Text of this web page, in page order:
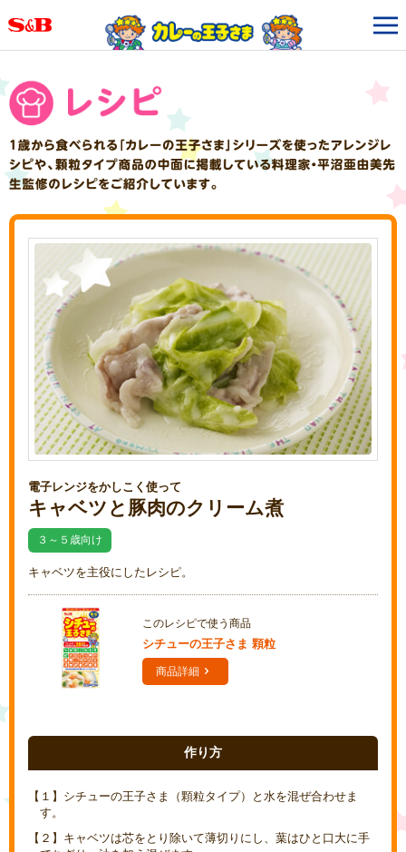
電子レンジをかしこく使って
キャベツと豚肉のクリーム煮
３～５歳向け
キャベツを主役にしたレシピ。
このレシピで使う商品
シチューの王子さま 顆粒
商品詳細
作り方
【１】シチューの王子さま（顆粒タイプ）と水を混ぜ合わせま
す。
【２】キャベツは芯をとり除いて薄切りにし、葉はひと口大に手